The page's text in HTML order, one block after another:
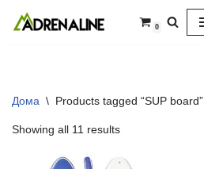
0
Дома \ Products tagged “SUP board”
Showing all 11 results